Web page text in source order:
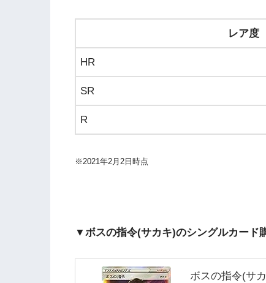
レア度
HR
SR
R
※2021年2月2日時点
▼ボスの指令(サカキ)のシングルカード
ボスの指令(サ